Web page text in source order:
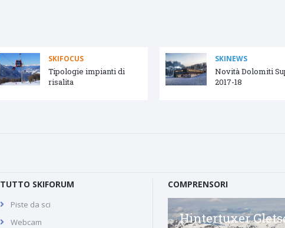
SKIFOCUS
Tipologie impianti di
risalita
SKINEWS
Novità Dolomiti
2017-18
TUTTO SKIFORUM
Piste da sci
Webcam
COMPRENSORI
Maseben - Vallelunga Hintertuxer